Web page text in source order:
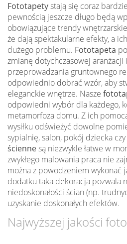
Fototapetystają się coraz
pewnością jeszcze długo będą
obowiązujące trendy
że dają spektakularne efekty, a
dużego problemu. Fototapeta
zmianę dotychczasowej
przeprowadzania gruntownego
odpowiednio dobrać wzór, aby
eleganckie wnętrze. Nasze
odpowiedni wybór dla każdego,
metamorfoza domu. Z ich
wysiłku odświeżyć dowolne
sypialnię, salon, pokój dziecka
ściennesą niezwykle łatwe w
zwykłego malowania praca nie
można z powodzeniem wykonać
dodatku taka dekoracja pozwala
niedoskonałości ścian (np.
uzyskanie doskonałych efektów.
Najwyższej jakości